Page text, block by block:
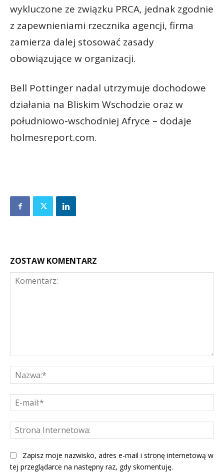
wykluczone ze związku PRCA, jednak zgodnie
z zapewnieniami rzecznika agencji, firma
zamierza dalej stosować zasady
obowiązujące w organizacji.
Bell Pottinger nadal utrzymuje dochodowe
działania na Bliskim Wschodzie oraz w
południowo-wschodniej Afryce – dodaje
holmesreport.com.
ZOSTAW KOMENTARZ
Zapisz moje nazwisko, adres e-mail i stronę internetową w
tej przeglądarce na następny raz, gdy skomentuję.